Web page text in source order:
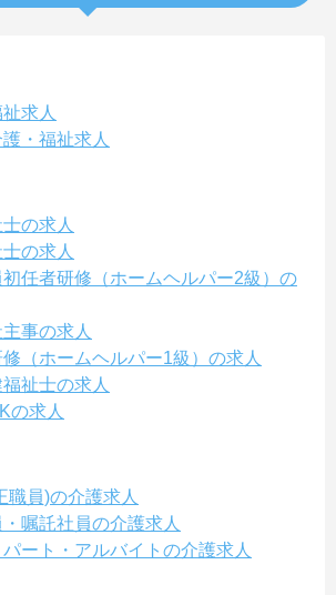
求人
・福祉求人
の求人
の求人
任者研修（ホームヘルパー2級）の
事の求人
（ホームヘルパー1級）の求人
祉士の求人
の求人
職員)の介護求人
嘱託社員の介護求人
ート・アルバイトの介護求人